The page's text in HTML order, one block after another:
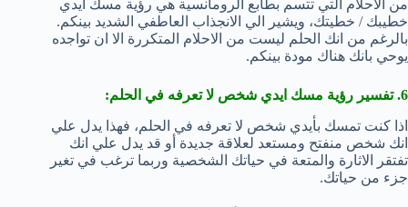
من الاحلام التي تتسم بطابع الرومانسية هي رؤية مسك ايدي
خطيبك / خطيتك، ويشير الي الانجذاب العاطفي الشديد بينكم.
بالرغم من انك الحلم ليست من الاحلام المتكررة الا ان تواجده
يوحي بانك هناك مودة بينكم.
6. تفسير رؤية مسك ايدي شخص لا تعرفه في الحلم:
اذا كنت تمسك بأيدي شخص لا تعرفه في الحلم، فهذا يدل علي
انك شخص منفتح ومستعد لعلاقة جديدة أو قد يدل علي انك
تفتقر الاثارة والمتعة في حياتك الشخصية وربما ترغب في تغير
جزء من حياتك.